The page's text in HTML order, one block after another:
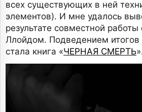
всех существующих в ней
элементов). И мне удалось
результате совместной
Ллойдом. Подведением итогов
стала книга «ЧЕРНАЯ СМЕРТЬ